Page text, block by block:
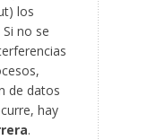
los
no se
de datos
hay
.